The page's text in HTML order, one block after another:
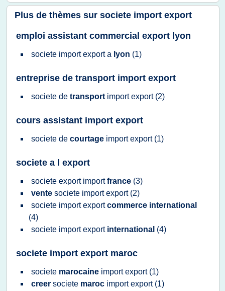
Plus de thèmes sur societe import export
emploi assistant commercial export lyon
societe import exporta lyon (1)
entreprise de transport import export
societe de transport import export (2)
cours assistant import export
societe de courtage import export (1)
societe a l export
societe export importfrance (3)
vente societe import export (2)
societe import exportcommerce international
(4)
societe import export international (4)
societe import export maroc
societe marocaine import export (1)
creer societe maroc import export (1)